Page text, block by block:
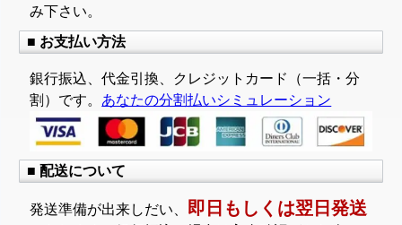
み下さい。
■ お支払い方法
銀行振込、代金引換、クレジットカード（一括・分
割）です。 あなたの分割払いシミュレーション
■ 配送について
発送準備が出来しだい、 即日もしくは翌日発送